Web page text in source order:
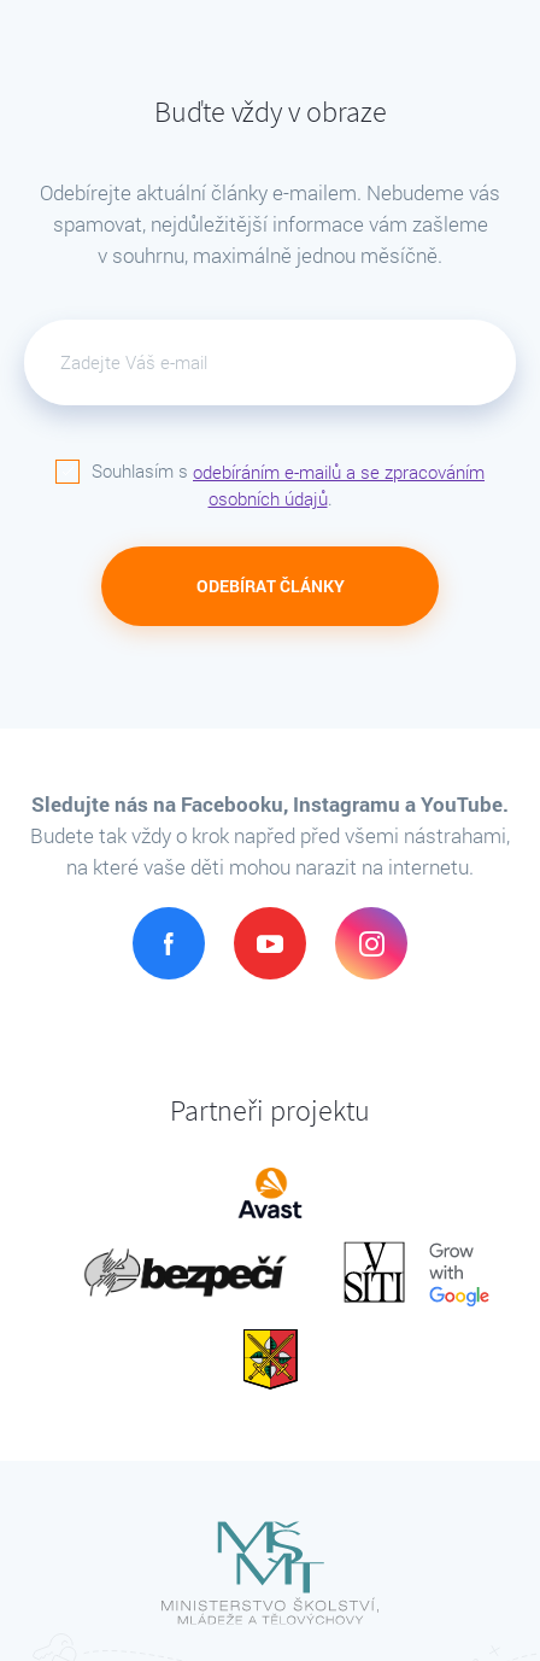
Buďte vždy v obraze
Odebírejte aktuální články e-mailem. Nebudeme vás
spamovat, nejdůležitější informace vám zašleme
v souhrnu, maximálně jednou měsíčně.
Souhlasím s odebíráním e-mailů a se zpracováním
osobních údajů.
ODEBÍRAT ČLÁNKY
Sledujte nás na Facebooku, Instagramu a YouTube.
Budete tak vždy o krok napřed před všemi nástrahami,
na které vaše děti mohou narazit na internetu.
Partneři projektu